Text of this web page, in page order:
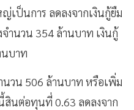
เป็นการ ลดลงจากเงินกู้ยืม
จำนวน 354 ล้านบาท เงินกู้
นบาท
น 506 ล้านบาท หรือเพิ่ม
นต่อทุนที่ 0.63 ลดลงจาก